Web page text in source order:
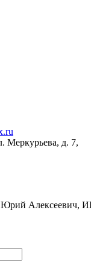
Меркурьева, д. 7,
Алексеевич,